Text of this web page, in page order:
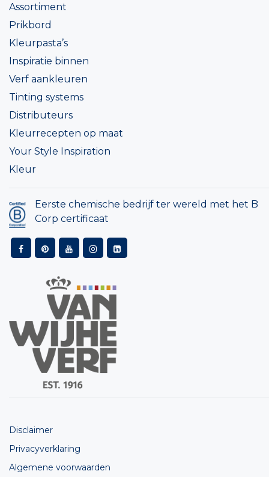
Assortiment
Prikbord
Kleurpasta’s
Inspiratie binnen
Verf aankleuren
Tinting systems
Distributeurs
Kleurrecepten op maat
Your Style Inspiration
Kleur
Eerste chemische bedrijf ter wereld met het B
Corp certificaat
Disclaimer
Privacyverklaring
Algemene voorwaarden